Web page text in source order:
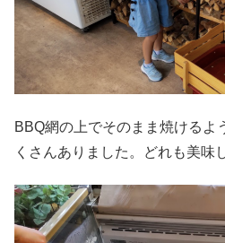
BBQ網の上でそのまま焼けるよ
くさんありました。どれも美味